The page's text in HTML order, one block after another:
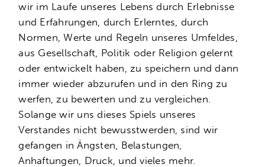
wir im Laufe unseres Lebens durch Erlebnisse
und Erfahrungen, durch Erlerntes, durch
Normen, Werte und Regeln unseres Umfeldes,
aus Gesellschaft, Politik oder Religion gelernt
oder entwickelt haben, zu speichern und dann
immer wieder abzurufen und in den Ring zu
werfen, zu bewerten und zu vergleichen.
Solange wir uns dieses Spiels unseres
Verstandes nicht bewusstwerden, sind wir
gefangen in Ängsten, Belastungen,
Anhaftungen, Druck, und vieles mehr.